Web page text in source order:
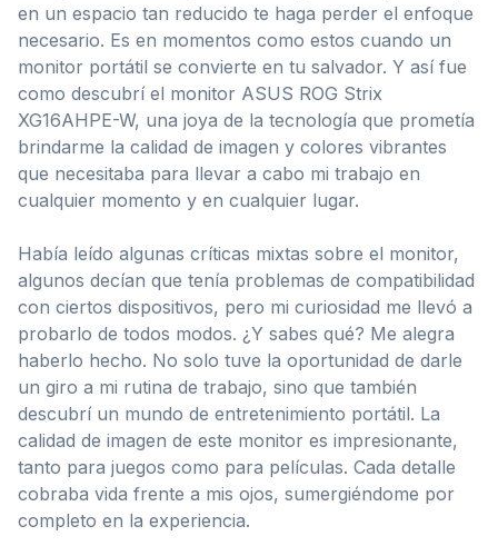
en un espacio tan reducido te haga perder el enfoque
necesario. Es en momentos como estos cuando un
monitor portátil se convierte en tu salvador. Y así fue
como descubrí el monitor ASUS ROG Strix
XG16AHPE-W, una joya de la tecnología que prometía
brindarme la calidad de imagen y colores vibrantes
que necesitaba para llevar a cabo mi trabajo en
cualquier momento y en cualquier lugar.
Había leído algunas críticas mixtas sobre el monitor,
algunos decían que tenía problemas de compatibilidad
con ciertos dispositivos, pero mi curiosidad me llevó a
probarlo de todos modos. ¿Y sabes qué? Me alegra
haberlo hecho. No solo tuve la oportunidad de darle
un giro a mi rutina de trabajo, sino que también
descubrí un mundo de entretenimiento portátil. La
calidad de imagen de este monitor es impresionante,
tanto para juegos como para películas. Cada detalle
cobraba vida frente a mis ojos, sumergiéndome por
completo en la experiencia.